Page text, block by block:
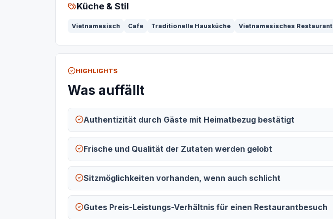
Küche & Stil
Vietnamesisch Cafe Traditionelle Hausküche Vietnamesisches Restaurant
HIGHLIGHTS
Was auffällt
Authentizität durch Gäste mit Heimatbezug bestätigt
Frische und Qualität der Zutaten werden gelobt
Sitzmöglichkeiten vorhanden, wenn auch schlicht
Gutes Preis-Leistungs-Verhältnis für einen Restaurantbesuch